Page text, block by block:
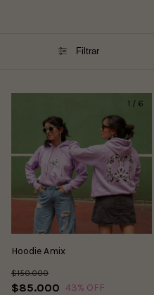
Filtrar
1 / 6
Hoodie Amix
$85.000
$150.000
43% OFF